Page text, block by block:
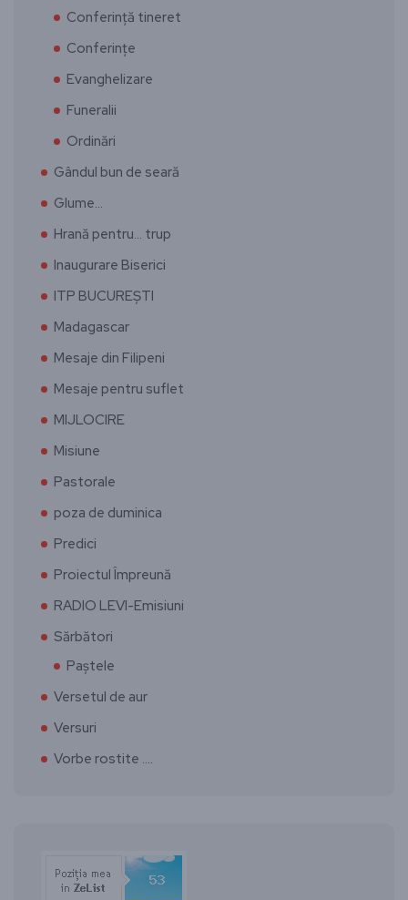
Conferință tineret
Conferințe
Evanghelizare
Funeralii
Ordinări
Gândul bun de seară
Glume…
Hrană pentru… trup
Inaugurare Biserici
ITP BUCUREȘTI
Madagascar
Mesaje din Filipeni
Mesaje pentru suflet
MIJLOCIRE
Misiune
Pastorale
poza de duminica
Predici
Proiectul Împreună
RADIO LEVI-Emisiuni
Sărbători
Paștele
Versetul de aur
Versuri
Vorbe rostite ….